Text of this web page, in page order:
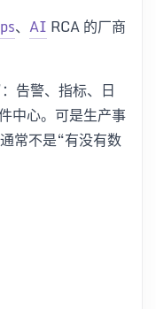
、 AI RCA 的厂商
告警、指标、日
中心。可是生产事
常不是“有没有数